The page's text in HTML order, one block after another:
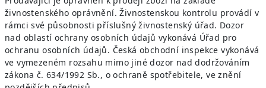
živnostenského oprávnění. Živnostenskou kontrolu provádí v
rámci své působnosti příslušný živnostenský úřad. Dozor
nad oblastí ochrany osobních údajů vykonává Úřad pro
ochranu osobních údajů. Česká obchodní inspekce vykonává
ve vymezeném rozsahu mimo jiné dozor nad dodržováním
zákona č. 634/1992 Sb., o ochraně spotřebitele, ve znění